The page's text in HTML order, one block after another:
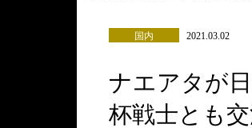
国内 2021.03.02
ナエアタが
杯戦士とも交